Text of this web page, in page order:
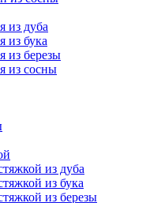
из дуба
из бука
из березы
из сосны
из дуба
из бука
из березы